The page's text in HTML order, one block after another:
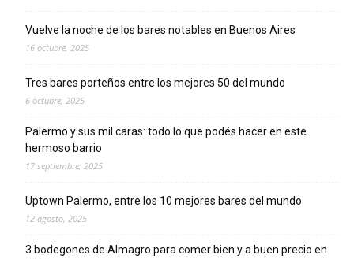
Vuelve la noche de los bares notables en Buenos Aires
16 octubre, 2025
Tres bares porteños entre los mejores 50 del mundo
6 octubre, 2025
Palermo y sus mil caras: todo lo que podés hacer en este
hermoso barrio
17 septiembre, 2025
Uptown Palermo, entre los 10 mejores bares del mundo
12 agosto, 2025
3 bodegones de Almagro para comer bien y a buen precio en